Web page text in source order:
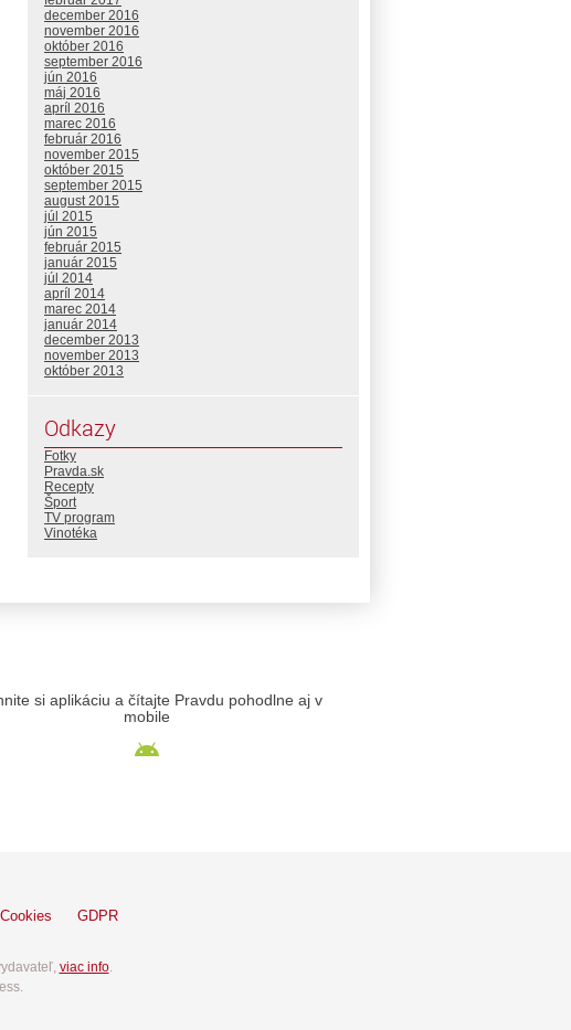
december 2016
november 2016
október 2016
september 2016
jún 2016
máj 2016
apríl 2016
marec 2016
február 2016
november 2015
október 2015
september 2015
august 2015
júl 2015
jún 2015
február 2015
január 2015
júl 2014
apríl 2014
marec 2014
január 2014
december 2013
november 2013
október 2013
Odkazy
Fotky
Pravda.sk
Recepty
Šport
TV program
Vinotéka
si aplikáciu a čítajte Pravdu pohodlne aj v
mobile
Cookies GDPR
viac info.